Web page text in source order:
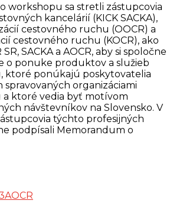
workshopu sa stretli zástupcovia
kancelárií (KICK SACKA),
cestovného ruchu (OOCR) a
cestovného ruchu (KOCR), ako
SACKA a AOCR, aby si spoločne
o ponuke produktov a služieb
ktoré ponúkajú poskytovatelia
spravovaných organizáciami
ktoré vedia byť motívom
návštevníkov na Slovensko. V
týchto profesijných
podpísali Memorandum o
AOCR